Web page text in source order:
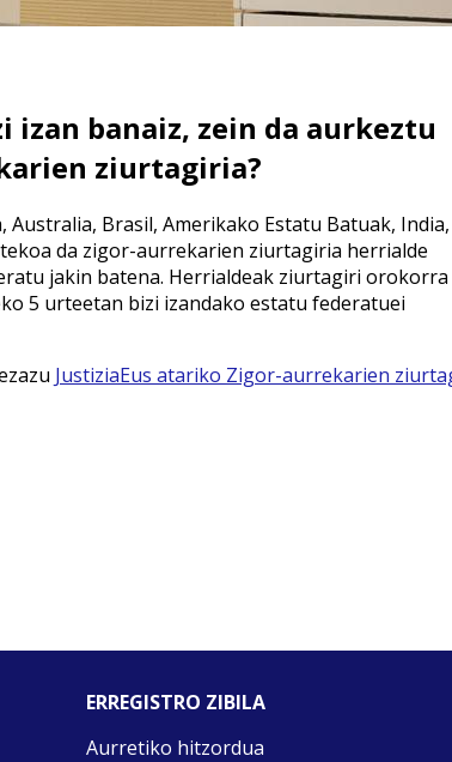
izan banaiz, zein da aurkeztu
ziurtagiria?
Brasil, Amerikako Estatu Batuak, India,
da zigor-aurrekarien ziurtagiria herrialde
jakin batena. Herrialdeak ziurtagiri orokorra
5 urteetan bizi izandako estatu federatuei
JustiziaEus atariko Zigor-aurrekarien
ERREGISTRO ZIBILA
Aurretiko hitzordua